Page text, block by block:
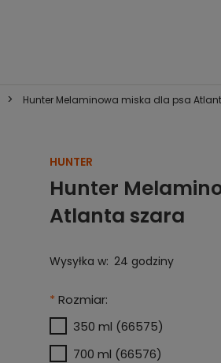
> Hunter Melaminowa miska dla psa
HUNTER
Hunter
Atlanta szara
Wysyłka w: 24 godziny
* Rozmiar:
350 ml (66575)
700 ml (66576)